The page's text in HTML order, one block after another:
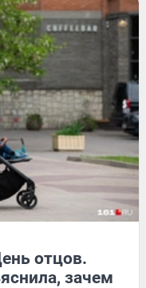
отцов.
зачем